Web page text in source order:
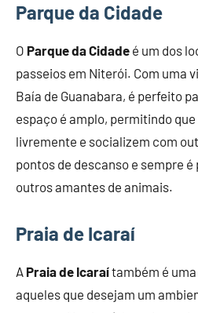
Parque da Cidade
O Parque da Cidade é um dos
passeios em Niterói. Com uma
Baía de Guanabara, é perfeito
espaço é amplo, permitindo
livremente e socializem com
pontos de descanso e sempre
outros amantes de animais.
Praia de Icaraí
A Praia de Icaraítambém é
aqueles que desejam um